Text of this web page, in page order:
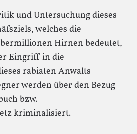
und Untersuchung dieses
welches die
Hirnen bedeutet,
Eingriff in die
rabiaten Anwalts
werden über den Bezug
bzw.
kriminalisiert.